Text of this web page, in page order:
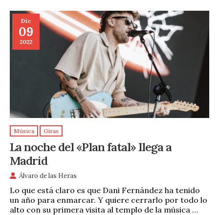
Dic
09
2022
Música Giras
La noche del «Plan fatal» llega a
Madrid
Álvaro de las Heras
Lo que está claro es que Dani Fernández ha tenido
un año para enmarcar. Y quiere cerrarlo por todo lo
alto con su primera visita al templo de la música …